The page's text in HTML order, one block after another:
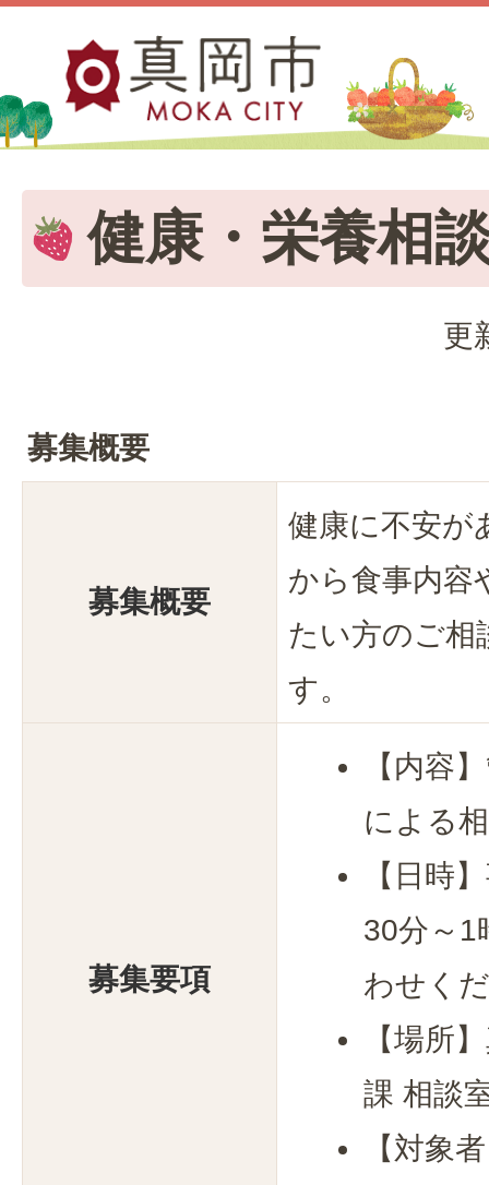
健康・栄養相
更
募集概要
募集概要
健康に不安が
から食事内容
たい方のご相
す。
募集要項
【内容
による
【日時
30分～1
わせく
【場所
課 相談
【対象